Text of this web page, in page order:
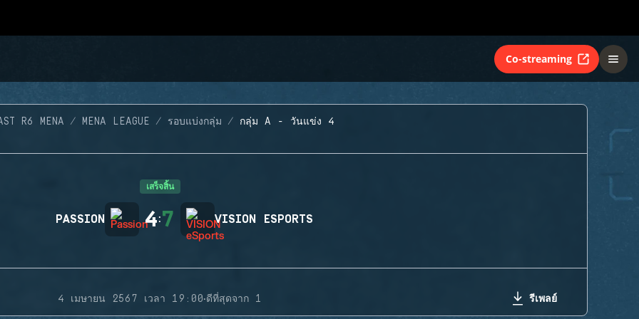
Co-streaming
R6 MENA MENA LEAGUE รอบแบ่งกลุ่ม กลุ่ม A - วันแข่ง 4
เสร็จสิ้น
PASSION 4:7 VISION ESPORTS
4 เมษายน 2567 เวลา 19:00·ดีที่สุดจาก 1 รีเพลย์